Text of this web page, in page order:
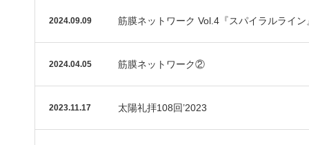
2024.09.09 筋膜ネットワーク Vol.4『スパイラルライン
2024.04.05 筋膜ネットワーク②
2023.11.17 太陽礼拝108回’2023